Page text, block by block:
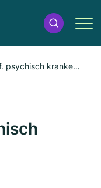
psychisch kranke